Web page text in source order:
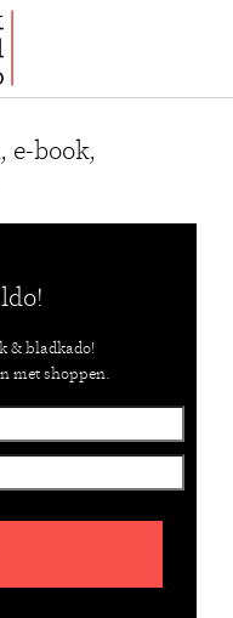
e-book,
& bladkado!
met shoppen.